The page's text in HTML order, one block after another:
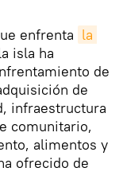
enfrenta la
isla ha
de
de
infraestructura
comunitario,
alimentos y
ofrecido de